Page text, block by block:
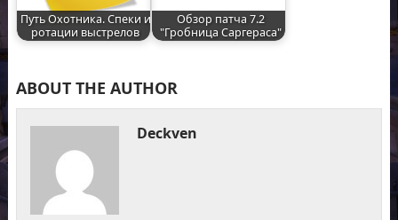
Путь Охотника. Спеки и
ротации выстрелов
Обзор патча 7.2
"Гробница Саргераса"
ABOUT THE AUTHOR
Deckven